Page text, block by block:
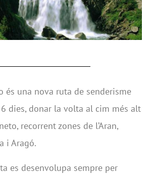
és una nova ruta de senderisme
dies, donar la volta al cim més alt
recorrent zones de l’Aran,
i Aragó.
es desenvolupa sempre per